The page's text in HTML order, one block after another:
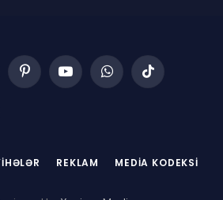
PinterestYouTubeWhatsAppTikTok
REKLAM MEDIA KODEKSI